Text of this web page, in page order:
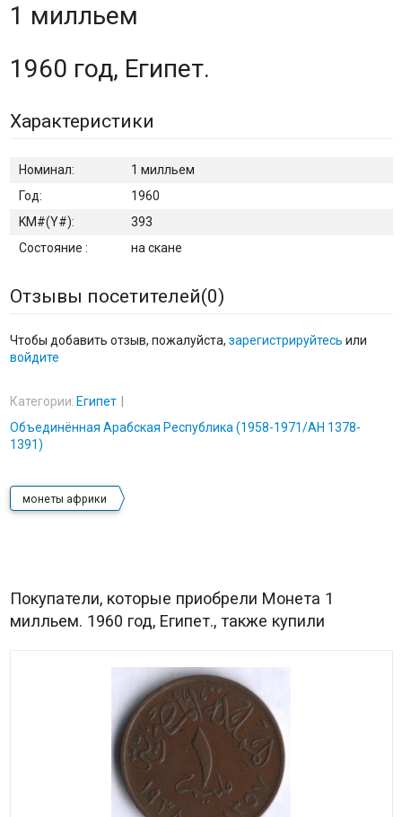
1 милльем
1960 год, Египет.
Характеристики
Номинал:
1 милльем
Год:
1960
KM#(Y#):
393
Состояние :
на скане
Отзывы посетителей(0)
Чтобы добавить отзыв, пожалуйста, зарегистрируйтесь или
войдите
Категории: Египет
Объединённая Арабская Республика (1958-1971/AH 1378-
1391)
монеты африки
Покупатели, которые приобрели Монета 1
милльем. 1960 год, Египет., также купили